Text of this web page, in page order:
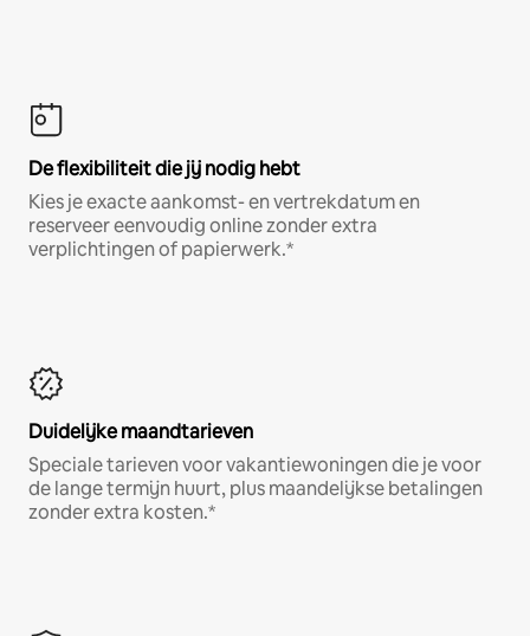
De flexibiliteit die jij nodig hebt
Kies je exacte aankomst- en vertrekdatum en
reserveer eenvoudig online zonder extra
verplichtingen of papierwerk.*
Duidelijke maandtarieven
Speciale tarieven voor vakantiewoningen die je voor
de lange termijn huurt, plus maandelijkse betalingen
zonder extra kosten.*